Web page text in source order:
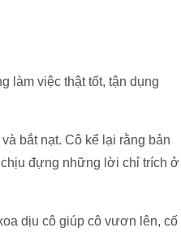
làm việc thật tốt, tận dụng
bắt nạt. Cô kể lại rằng bản
đựng những lời chỉ trích ở
dịu cô giúp cô vươn lên, cố